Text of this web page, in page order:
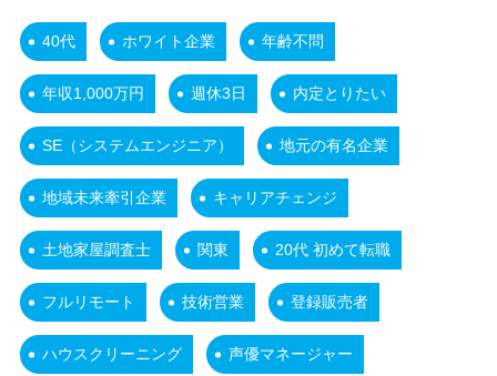
40代 ホワイト企業 年齢不問
年収1,000万円 週休3日 内定とりたい
SE（システムエンジニア） 地元の有名企業
地域未来牽引企業 キャリアチェンジ
土地家屋調査士 関東 20代 初めて転職
フルリモート 技術営業 登録販売者
ハウスクリーニング 声優マネージャー